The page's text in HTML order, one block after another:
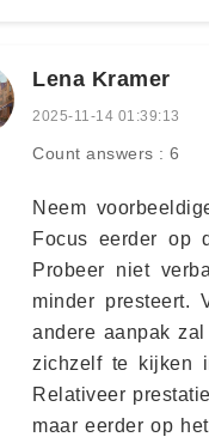
Lena Kramer
2025-11-14 01:39:13
Count answers : 6
Neem
Focus eerder op
Probeer niet
minder presteert.
andere aanpak
zichzelf te kijken
Relativeer
maar eerder op